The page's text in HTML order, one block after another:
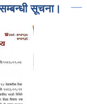
सूचना।